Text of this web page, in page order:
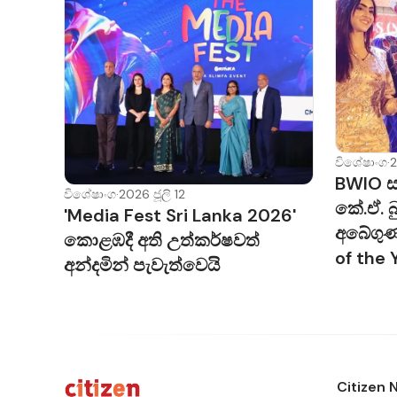
ඇත.
රෝහල්
තත්ත්වයද
රෝගියාට
කඩිනම් කිරීම
මෙම නියමු
සියලුම ප්‍රධාන
සැලසුම් කර
විශේෂාංග·2026 ජූලි 12
'Media Fest Sri Lanka 2026'
කොළඹදී අති උත්කර්ෂවත්
අන්දමින් පැවැත්වෙයි
විශේෂාංග·
BWIO
කේ.ඒ.
of the
Citizen